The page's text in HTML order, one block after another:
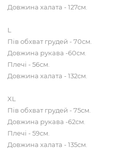
Довжина халата - 127см.
L
Пів обхват грудей - 70см.
Довжина рукава -60см.
Плечі - 56см.
Довжина халата - 132см.
XL
Пів обхват грудей - 75см.
Довжина рукава -62см.
Плечі - 59см.
Довжина халата - 135см.